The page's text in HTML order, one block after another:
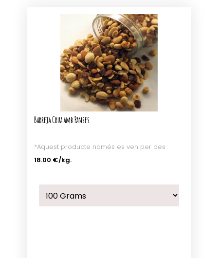
Barreja Crua amb Panses
*Aquest producte només es ven per pes
18.00 €/kg.